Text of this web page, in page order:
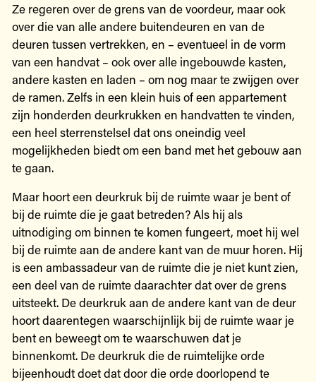
Ze regeren over de grens van de voordeur, maar ook
over die van alle andere buitendeuren en van de
deuren tussen vertrekken, en – eventueel in de vorm
van een handvat – ook over alle ingebouwde kasten,
andere kasten en laden – om nog maar te zwijgen over
de ramen. Zelfs in een klein huis of een appartement
zijn honderden deurkrukken en handvatten te vinden,
een heel sterrenstelsel dat ons oneindig veel
mogelijkheden biedt om een band met het gebouw aan
te gaan.
Maar hoort een deurkruk bij de ruimte waar je bent of
bij de ruimte die je gaat betreden? Als hij als
uitnodiging om binnen te komen fungeert, moet hij wel
bij de ruimte aan de andere kant van de muur horen. Hij
is een ambassadeur van de ruimte die je niet kunt zien,
een deel van de ruimte daarachter dat over de grens
uitsteekt. De deurkruk aan de andere kant van de deur
hoort daarentegen waarschijnlijk bij de ruimte waar je
bent en beweegt om te waarschuwen dat je
binnenkomt. De deurkruk die de ruimtelijke orde
bijeenhoudt doet dat door die orde doorlopend te